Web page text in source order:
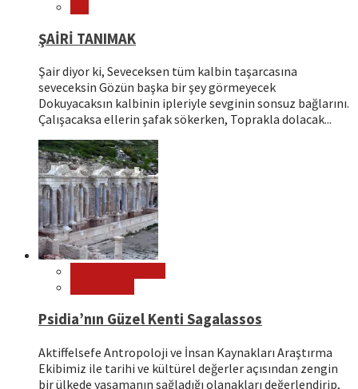
ŞAİRİ TANIMAK
Şair diyor ki, Seveceksen tüm kalbin taşarcasına
seveceksin Gözün başka bir şey görmeyecek
Dokuyacaksın kalbinin ipleriyle sevginin sonsuz bağlarını.
Çalışacaksa ellerin şafak sökerken, Toprakla dolacak...
Psidia’nın Güzel Kenti Sagalassos
Aktiffelsefe Antropoloji ve İnsan Kaynakları Araştırma
Ekibimiz ile tarihi ve kültürel değerler açısından zengin
bir ülkede yaşamanın sağladığı olanakları değerlendirip,